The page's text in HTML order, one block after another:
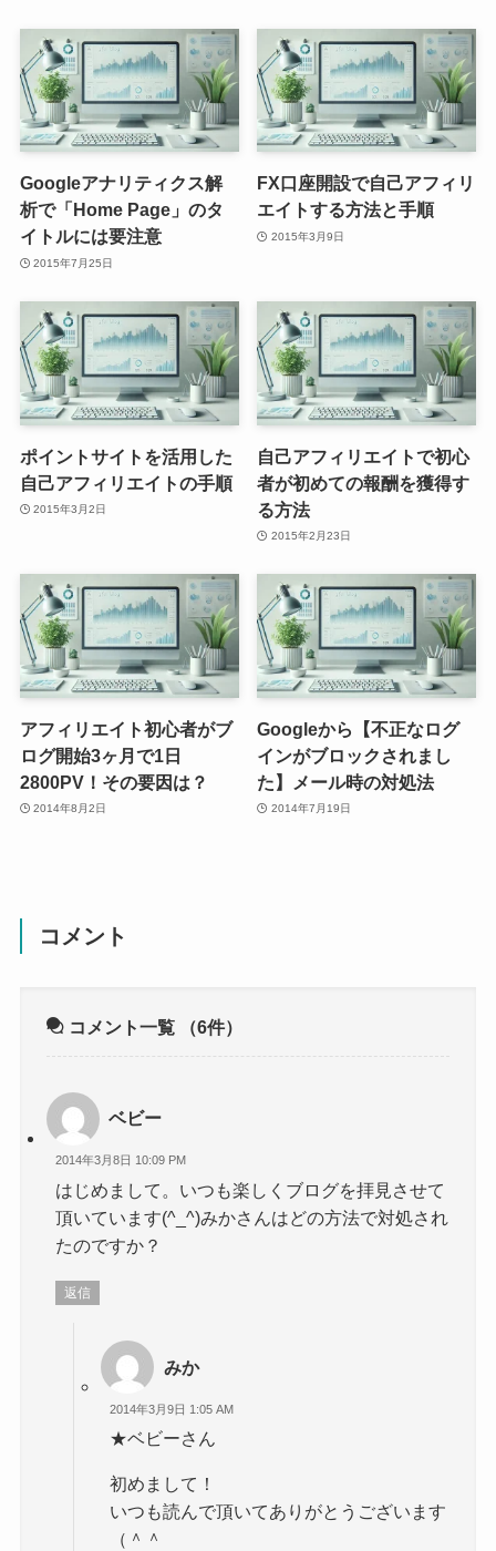
Googleアナリティクス解
析で「Home Page」のタ
イトルには要注意
2015年7月25日
FX口座開設で自己アフィリ
エイトする方法と手順
2015年3月9日
ポイントサイトを活用した
自己アフィリエイトの手順
2015年3月2日
自己アフィリエイトで初心
者が初めての報酬を獲得す
る方法
2015年2月23日
アフィリエイト初心者がブ
ログ開始3ヶ月で1日
2800PV！その要因は？
2014年8月2日
Googleから【不正なログ
インがブロックされまし
た】メール時の対処法
2014年7月19日
コメント
コメント一覧 （6件）
ベビー
2014年3月8日 10:09 PM
はじめまして。いつも楽しくブログを拝見させて
頂いています(^_^)みかさんはどの方法で対処され
たのですか？
返信
みか
2014年3月9日 1:05 AM
★ベビーさん
初めまして！
いつも読んで頂いてありがとうございます
（＾＾